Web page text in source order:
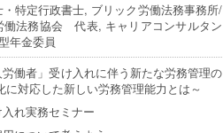
特定行政書士, ブリック労働法務事務所/
働法務協会 代表, キャリアコンサルタン
年金委員
働者」受け入れに伴う新たな労務管理の
対応した新しい労務管理能力とは～
れ実務セミナー